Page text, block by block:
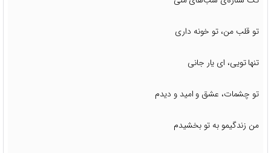
تو قلب من، تو خونه داری
تنها تویی، ای یار جانی
تو چشمات، عشق و امید و دیدم
من زندگیمو به تو بخشیدم